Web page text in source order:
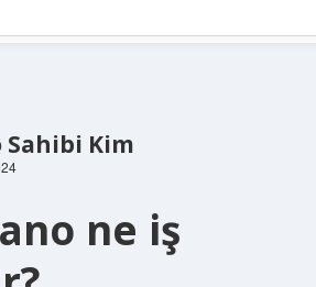
Sahibi Kim
ne iş